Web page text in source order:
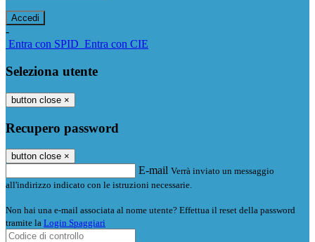
-
Entra con SPID Entra con CIE
Seleziona utente
button close ×
Recupero password
button close ×
E-mail Verrà inviato un messaggio
all'indirizzo indicato con le istruzioni necessarie.
Non hai una e-mail associata al nome utente? Effettua il reset della password
tramite la Login Spaggiari